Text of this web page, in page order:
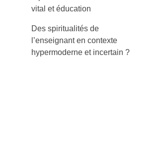
vital et éducation
Des spiritualités de
l’enseignant en contexte
hypermoderne et incertain ?